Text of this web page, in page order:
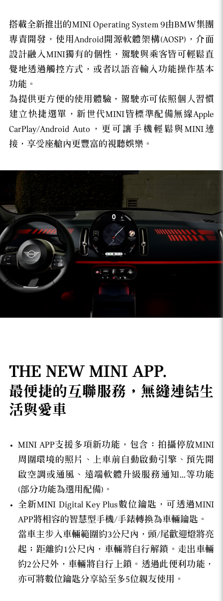
搭載全新推出的MINI Operating System 9由BMW集團
專責開發，使用Android開源軟體架構(AOSP)，介面
設計融入MINI獨有的個性，駕駛與乘客皆可輕鬆直
覺地透過觸控方式，或者以語音輸入功能操作基本
功能。
為提供更方便的使用體驗，駕駛亦可依照個人習慣
建立快捷選單，新世代MINI皆標準配備無線Apple
CarPlay/Android Auto，更可讓手機輕鬆與MINI連
接，享受座艙內更豐富的視聽娛樂。
THE NEW MINI APP.
最便捷的互聯服務，無縫連結生
活與愛車
MINI APP支援多項新功能，包含：拍攝停放MINI
周圍環境的照片、上車前自動啟動引擎、預先開
啟空調或通風、遠端軟體升級服務通知...等功能
(部分功能為選用配備)。
全新MINI Digital Key Plus數位鑰匙，可透過MINI
APP將相容的智慧型手機/手錶轉換為車輛鑰匙。
當車主步入車輛範圍約3公尺內，頭/尾歡迎燈將亮
起；距離約1公尺內，車輛將自行解鎖。走出車輛
約2公尺外，車輛將自行上鎖。透過此便利功能，
亦可將數位鑰匙分享給至多5位親友使用。